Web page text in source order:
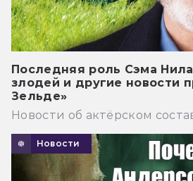
Последняя роль Сэма
злодей и другие новости
Зельде»
Новости об актёрском
Новости